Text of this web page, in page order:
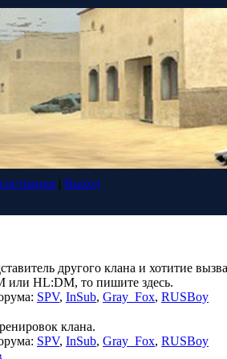
| Выход
другого клана и хотитие
или HL:DM, то пишите здесь.
SPV, InSub, Gray_Fox, RUSBoy
клана.
SPV, InSub, Gray_Fox, RUSBoy